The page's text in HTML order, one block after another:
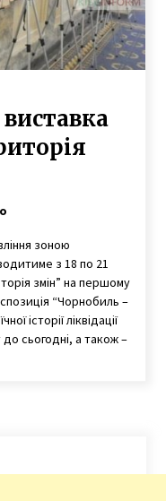
зоною
з 18 по 21
змін” на першому
“Чорнобиль –
історії ліквідації
до сьогодні, а також –